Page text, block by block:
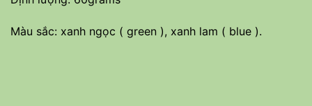
Màu sắc: xanh ngọc ( green ), xanh lam ( blue ).